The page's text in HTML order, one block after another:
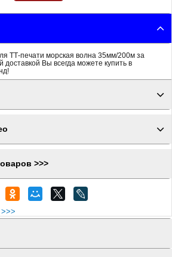
ТТ-печати морская волна 35мм/200м за
Вы всегда можете купить в
>>>
>>>